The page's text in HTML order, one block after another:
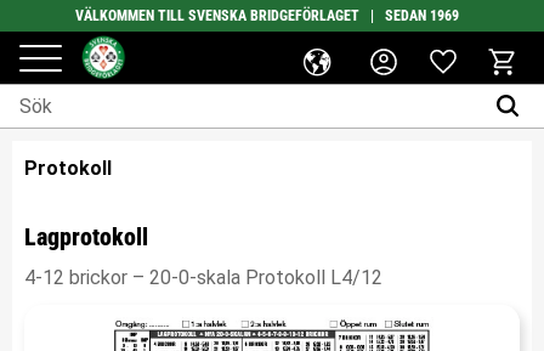
Meny
VÄLKOMMEN TILL SVENSKA BRIDGEFÖRLAGET | SEDAN 1969
Favoriter
Protokoll
Lagprotokoll
4-12 brickor – 20-0-skala Protokoll L4/12